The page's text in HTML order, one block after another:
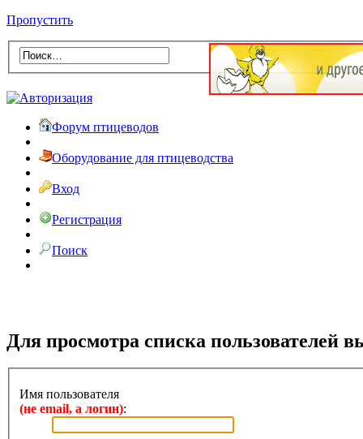
Пропустить
Форум птицеводов
Оборудование для птицеводства
Вход
Регистрация
Поиск
Для просмотра списка пользователей
Имя пользователя
(не email, а логин):